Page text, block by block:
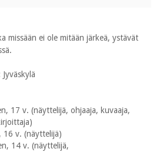
missään ei ole mitään järkeä, ystävät
Jyväskylä
17 v. (näyttelijä, ohjaaja, kuvaaja,
16 v. (näyttelijä)
14 v. (näyttelijä,